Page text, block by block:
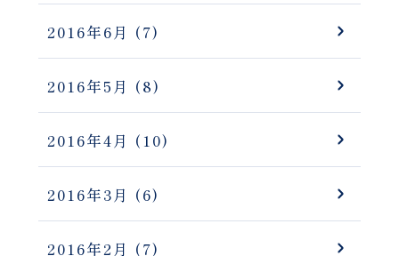
2016年6月 (7)
2016年5月 (8)
2016年4月 (10)
2016年3月 (6)
2016年2月 (7)